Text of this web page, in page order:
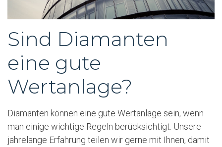
Sind Diamanten
eine gute
Wertanlage?
Diamanten können eine gute Wertanlage sein, wenn
man einige wichtige Regeln berücksichtigt. Unsere
jahrelange Erfahrung teilen wir gerne mit Ihnen, damit